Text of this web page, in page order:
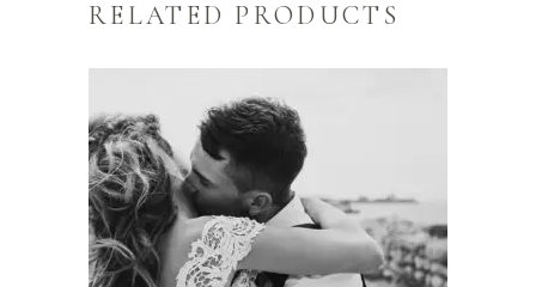
RELATED PRODUCTS